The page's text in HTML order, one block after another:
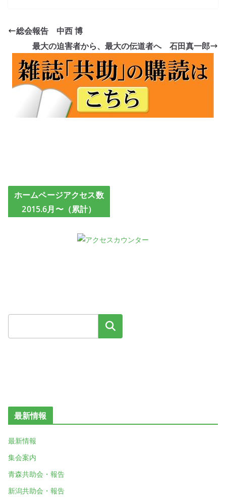
総会報告 中西 博
最大の迫害者から、最大の伝道者へ 石田真一郎
ホームページアクセス数
2015.6月〜（累計）
検索
最新情報
最新情報
集会案内
青森共助会・報告
新潟共助会・報告